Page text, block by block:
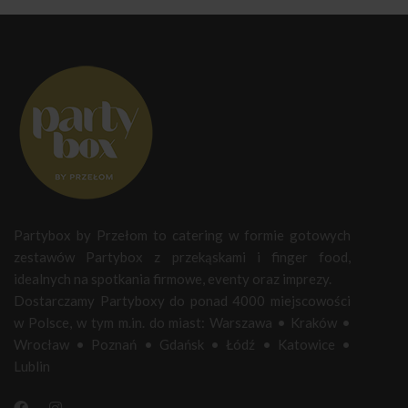
Partybox by Przełom to catering w formie gotowych
zestawów Partybox z przekąskami i finger food,
idealnych na spotkania firmowe, eventy oraz imprezy.
Dostarczamy Partyboxy do ponad 4000 miejscowości
w Polsce, w tym m.in. do miast: Warszawa • Kraków •
Wrocław • Poznań • Gdańsk • Łódź • Katowice •
Lublin